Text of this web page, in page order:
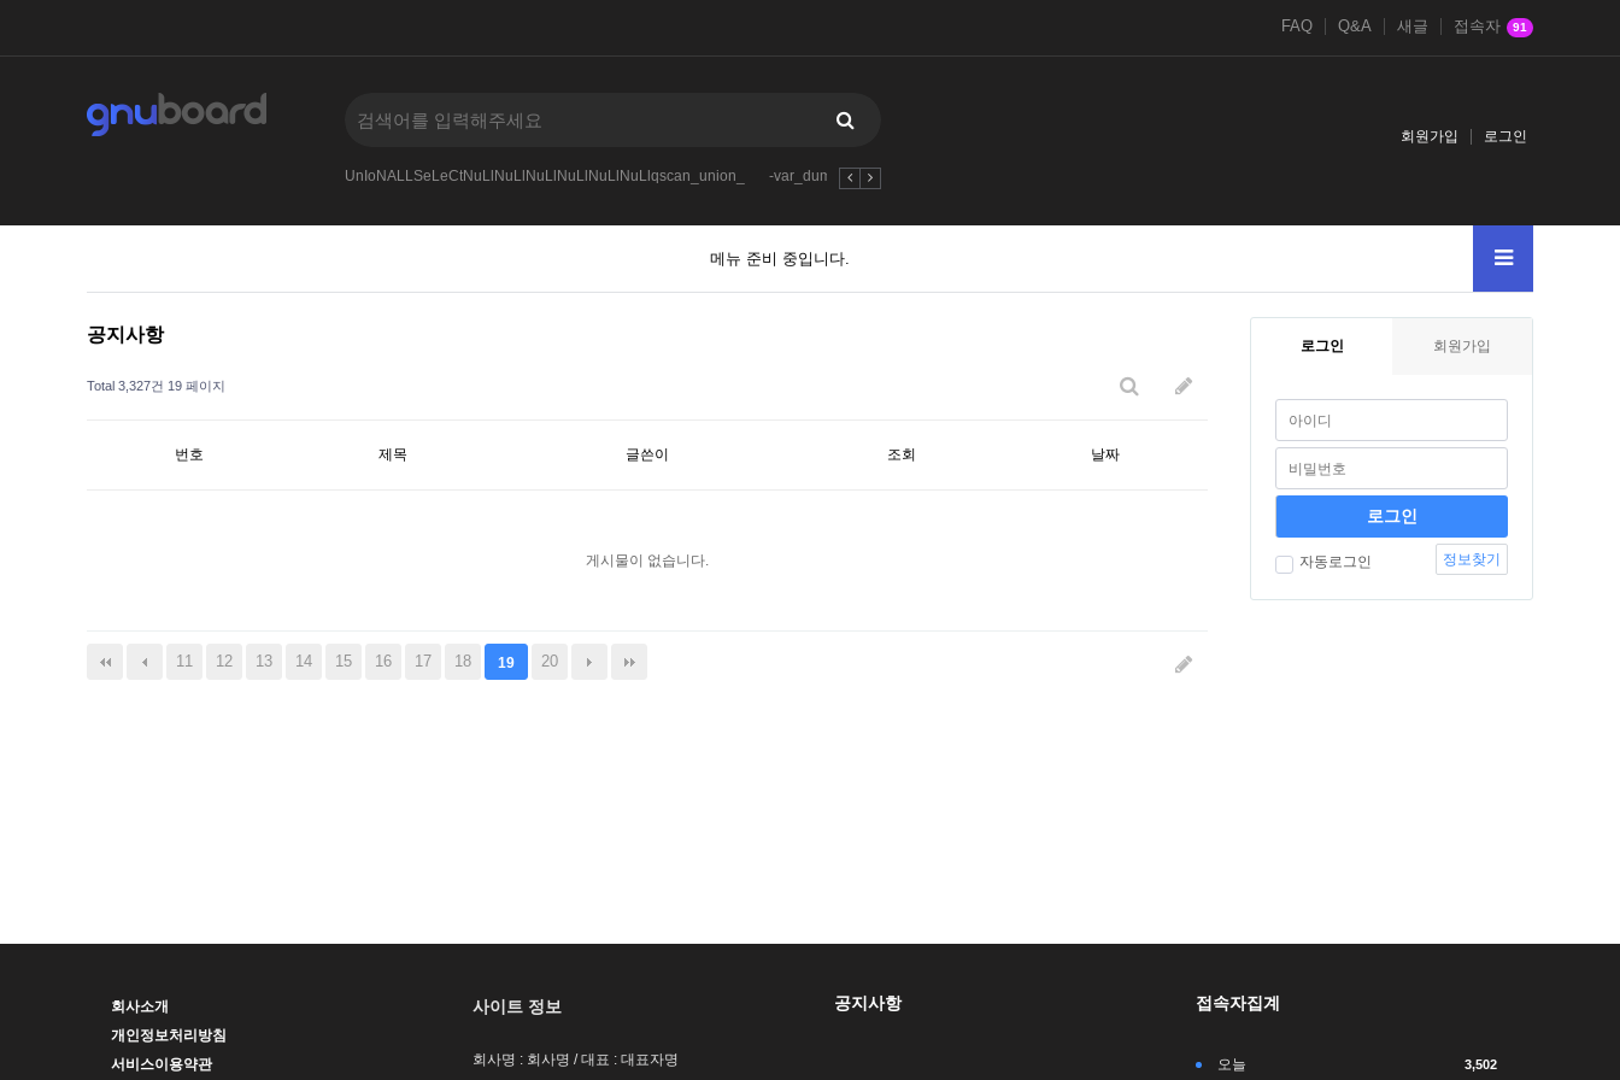
FAQ Q&A 새글 접속자 91
UnIoNALLSeLeCtNuLlNuLlNuLlNuLlNuLlNuLlqscan_union_ -var_dumpmd5904109419-123
회원가입 로그인
메뉴 준비 중입니다.
공지사항
Total 3,327건 19 페이지
번호 제목 글쓴이 조회 날짜
게시물이 없습니다.
11 12 13 14 15 16 17 18 19 20
로그인 회원가입
자동로그인 정보찾기
회사소개
개인정보처리방침
서비스이용약관
사이트 정보
회사명 : 회사명 / 대표 : 대표자명
공지사항 접속자집계
오늘 3,502